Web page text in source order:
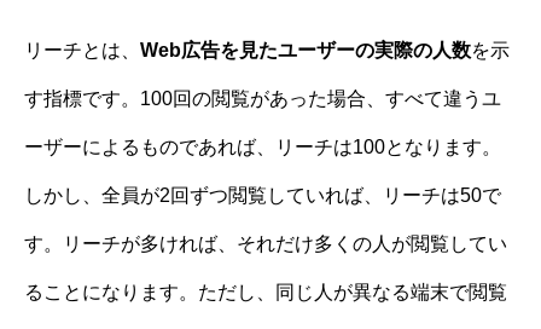
リーチとは、 Web広告を見たユーザーの実際の人数を示
す指標です。100回の閲覧があった場合、すべて違うユ
ーザーによるものであれば、リーチは100となります。
しかし、全員が2回ずつ閲覧していれば、リーチは50で
す。リーチが多ければ、それだけ多くの人が閲覧してい
ることになります。ただし、同じ人が異なる端末で閲覧